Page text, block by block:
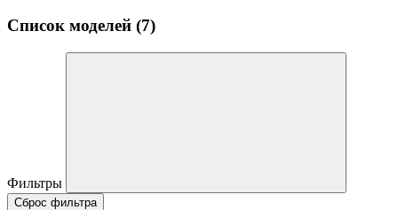
Список моделей (7)
Фильтры
Сброс фильтра